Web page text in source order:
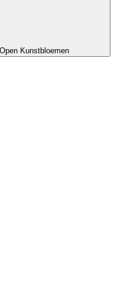
Open Kunstbloemen